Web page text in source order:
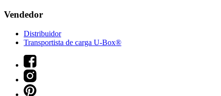
Vendedor
Distribuidor
Transportista de carga U-Box®